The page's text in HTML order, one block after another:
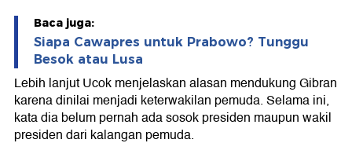
Baca juga:
Siapa Cawapres untuk Prabowo? Tunggu
Besok atau Lusa
Lebih lanjut Ucok menjelaskan alasan mendukung Gibran
karena dinilai menjadi keterwakilan pemuda. Selama ini,
kata dia belum pernah ada sosok presiden maupun wakil
presiden dari kalangan pemuda.